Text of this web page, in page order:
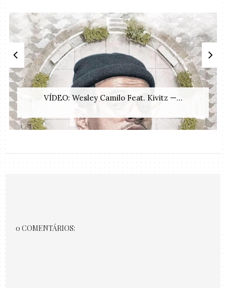
VÍDEO: Wesley Camilo Feat. Kivitz —...
0 COMENTÁRIOS: